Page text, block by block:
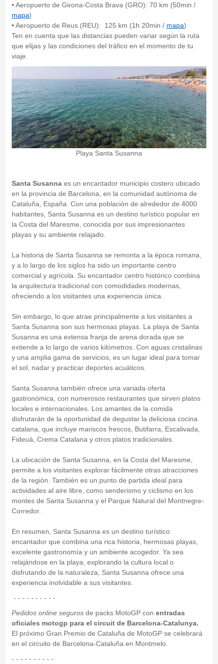
• Aeropuerto de Girona-Costa Brava (GRO): 70 km (50min /
mapa)
• Aeropuerto de Reus (REU): 125 km (1h 20min / mapa)
Ten en cuenta que las distancias pueden variar según la ruta
que elijas y las condiciones del tráfico en el momento de tu
viaje.
Playa Santa Susanna
Santa Susannaes un encantador municipio costero ubicado
en la provincia de Barcelona, en la comunidad autónoma de
Cataluña, España. Con una población de alrededor de 4000
habitantes, Santa Susanna es un destino turístico popular en
la Costa del Maresme, conocida por sus impresionantes
playas y su ambiente relajado.
La historia de Santa Susanna se remonta a la época romana,
y a lo largo de los siglos ha sido un importante centro
comercial y agrícola. Su encantador centro histórico combina
la arquitectura tradicional con comodidades modernas,
ofreciendo a los visitantes una experiencia única.
Sin embargo, lo que atrae principalmente a los visitantes a
Santa Susanna son sus hermosas playas. La playa de Santa
Susanna es una extensa franja de arena dorada que se
extiende a lo largo de varios kilómetros. Con aguas cristalinas
y una amplia gama de servicios, es un lugar ideal para tomar
el sol, nadar y practicar deportes acuáticos.
Santa Susanna también ofrece una variada oferta
gastronómica, con numerosos restaurantes que sirven platos
locales e internacionales. Los amantes de la comida
disfrutarán de la oportunidad de degustar la deliciosa cocina
catalana, que incluye mariscos frescos, Butifarra, Escalivada,
Fideuà, Crema Catalana y otros platos tradicionales.
La ubicación de Santa Susanna, en la Costa del Maresme,
permite a los visitantes explorar fácilmente otras atracciones
de la región. También es un punto de partida ideal para
actividades al aire libre, como senderismo y ciclismo en los
montes de Santa Susanna y el Parque Natural del Montnegre-
Corredor.
En resumen, Santa Susanna es un destino turístico
encantador que combina una rica historia, hermosas playas,
excelente gastronomía y un ambiente acogedor. Ya sea
relajándose en la playa, explorando la cultura local o
disfrutando de la naturaleza, Santa Susanna ofrece una
experiencia inolvidable a sus visitantes.
- - - - - - - - - -
Pedidos online segurosde packs MotoGP con entradas
oficiales motogp para el circuit de Barcelona-Catalunya.
El próximo Gran Premio de Cataluña de MotoGP se celebrará
en el circuito de Barcelona-Cataluña en Montmelo.
- - - - - - - - - -